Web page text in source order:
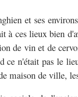
et ses
à ces lieux bien
de vin et de
ce n'était pas le
maison de ville,